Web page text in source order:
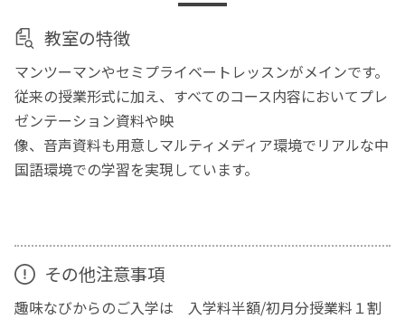
教室の特徴
マンツーマンやセミプライベートレッスンがメインです。
従来の授業形式に加え、すべてのコース内容においてプレ
ゼンテーション資料や映
像、音声資料も用意しマルティメディア環境でリアルな中
国語環境での学習を実現しています。
その他注意事項
趣味なびからのご入学は 入学料半額/初月分授業料１割